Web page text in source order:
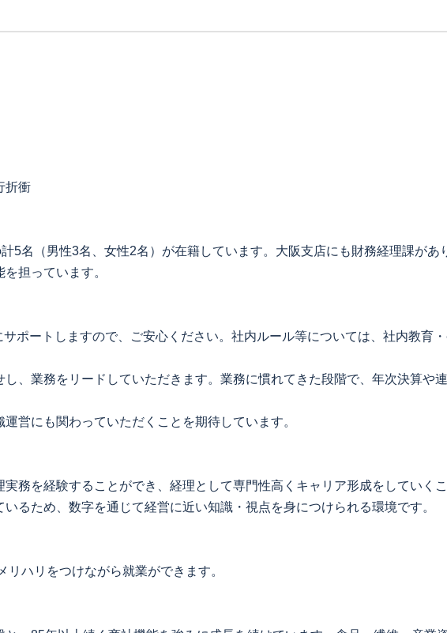
折衝
5名（男性3名、女性2名）が在籍しています。大阪支店にも財務経理課があ
担っています。
ポートしますので、ご安心ください。社内ルール等については、社内教育
、業務をリードしていただきます。業務に慣れてきた段階で、年次決算や
営にも関わっていただくことを期待しています。
務を経験することができ、経理として専門性高くキャリア形成をしていく
るため、数字を通じて経営に近い知識・視点を身につけられる環境です。
ハリをつけながら就業ができます。